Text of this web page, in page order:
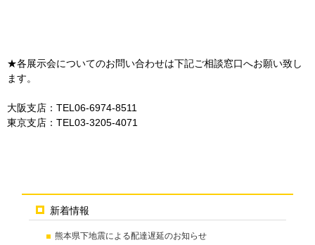
新着情報
熊本県下地震による配達遅延のお知らせ
★各展示会についてのお問い合わせは下記ご相談窓口へお願い致し
ます。
大阪支店：TEL06-6974-8511
東京支店：TEL03-3205-4071